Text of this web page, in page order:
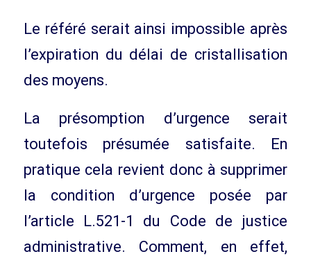
Le référé serait ainsi impossible après
l’expiration du délai de cristallisation
des moyens.
La présomption d’urgence serait
toutefois présumée satisfaite. En
pratique cela revient donc à supprimer
la condition d’urgence posée par
l’article L.521-1 du Code de justice
administrative. Comment, en effet,